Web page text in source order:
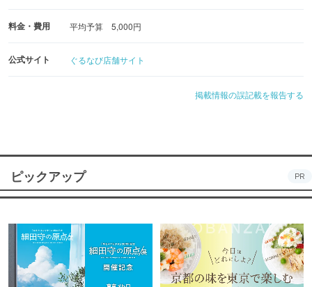
料金・費用 平均予算 5,000円
公式サイト ぐるなび店舗サイト
掲載情報の誤記載を報告する
ピックアップ PR